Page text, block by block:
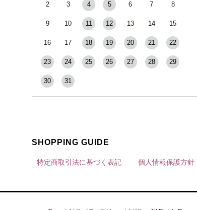
2 3 4 5 6 7 8
9 10 11 12 13 14 15
16 17 18 19 20 21 22
23 24 25 26 27 28 29
30 31
SHOPPING GUIDE
特定商取引法に基づく表記 個人情報保護方針